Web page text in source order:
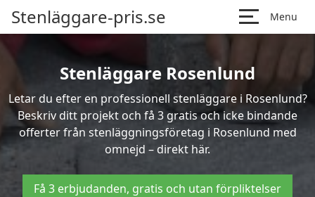
Stenläggare-pris.se Menu
Stenläggare Rosenlund
Letar du efter en professionell stenläggare i Rosenlund?
Beskriv ditt projekt och få 3 gratis och icke bindande
offerter från stenläggningsföretag i Rosenlund med
omnejd – direkt här.
Få 3 erbjudanden, gratis och utan förpliktelser